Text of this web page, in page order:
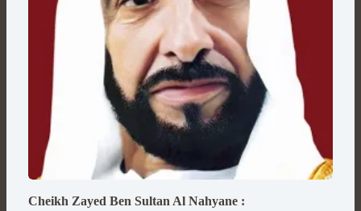
Cheikh Zayed Ben Sultan Al Nahyane :